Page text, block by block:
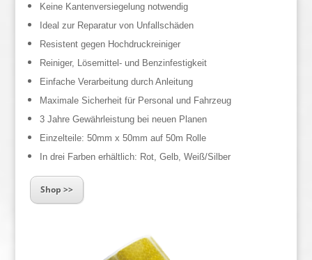
Keine Kantenversiegelung notwendig
Ideal zur Reparatur von Unfallschäden
Resistent gegen Hochdruckreiniger
Reiniger, Lösemittel- und Benzinfestigkeit
Einfache Verarbeitung durch Anleitung
Maximale Sicherheit für Personal und Fahrzeug
3 Jahre Gewährleistung bei neuen Planen
Einzelteile: 50mm x 50mm auf 50m Rolle
In drei Farben erhältlich: Rot, Gelb, Weiß/Silber
Shop >>